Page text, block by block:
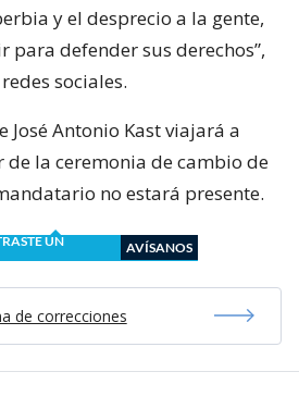
y el desprecio a la gente,
para defender sus derechos”,
sociales.
José Antonio Kast viajará a
la ceremonia de cambio de
no estará presente.
UN
AVÍSANOS
de correcciones